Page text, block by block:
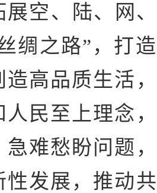
展空、陆、网
绸之路”，打
造高品质生活
人民至上理念
急难愁盼问题
性发展，推动